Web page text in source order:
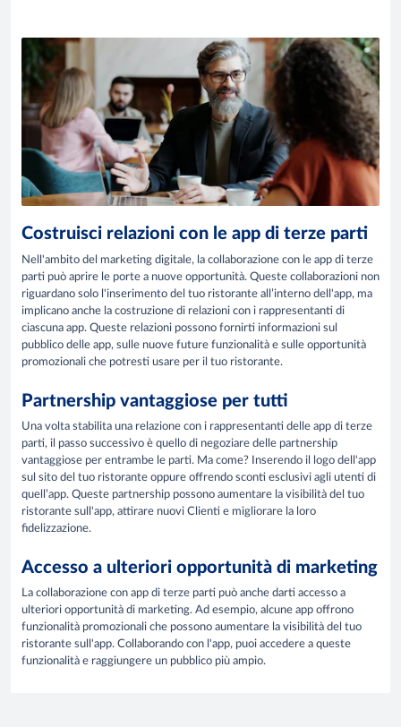
Costruisci relazioni con le app di terze parti
Nell'ambito del marketing digitale, la collaborazione con le app di terze
parti può aprire le porte a nuove opportunità. Queste collaborazioni non
riguardano solo l'inserimento del tuo ristorante all’interno dell'app, ma
implicano anche la costruzione di relazioni con i rappresentanti di
ciascuna app. Queste relazioni possono fornirti informazioni sul
pubblico delle app, sulle nuove future funzionalità e sulle opportunità
promozionali che potresti usare per il tuo ristorante.
Partnership vantaggiose per tutti
Una volta stabilita una relazione con i rappresentanti delle app di terze
parti, il passo successivo è quello di negoziare delle partnership
vantaggiose per entrambe le parti. Ma come? Inserendo il logo dell'app
sul sito del tuo ristorante oppure offrendo sconti esclusivi agli utenti di
quell’app. Queste partnership possono aumentare la visibilità del tuo
ristorante sull'app, attirare nuovi Clienti e migliorare la loro
fidelizzazione.
Accesso a ulteriori opportunità di marketing
La collaborazione con app di terze parti può anche darti accesso a
ulteriori opportunità di marketing. Ad esempio, alcune app offrono
funzionalità promozionali che possono aumentare la visibilità del tuo
ristorante sull'app. Collaborando con l'app, puoi accedere a queste
funzionalità e raggiungere un pubblico più ampio.